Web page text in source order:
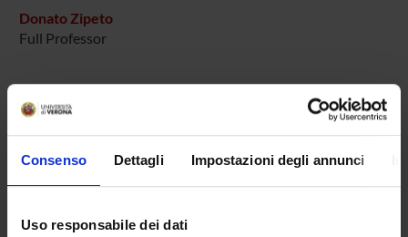
Consenso Dettagli Impostazioni degli annunci
Uso responsabile dei dati
Donato Zipeto
Full Professor
RESEARCH AREAS INVOLVED IN THE PROJECT
Biochemistry & Molecular Biology (DBT)
Biochemistry & Molecular Biology (DBT) (DBT)